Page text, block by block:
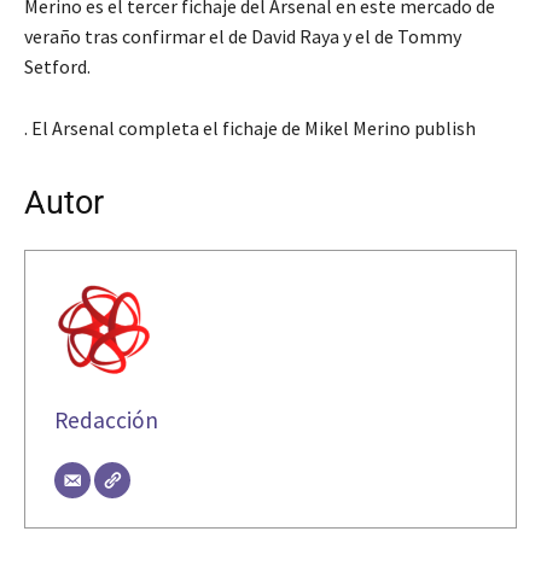
Merino es el tercer fichaje del Arsenal en este mercado de
veraño tras confirmar el de David Raya y el de Tommy
Setford.
. El Arsenal completa el fichaje de Mikel Merino publish
Autor
Redacción